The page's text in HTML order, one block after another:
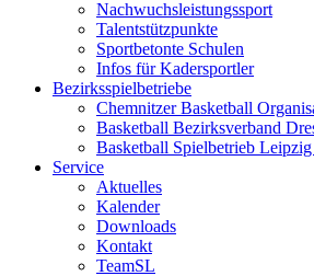
Nachwuchsleistungssport
Talentstützpunkte
Sportbetonte Schulen
Infos für Kadersportler
Bezirksspielbetriebe
Chemnitzer Basketball
Basketball Bezirksverband
Basketball Spielbetrieb Leipzig
Service
Aktuelles
Kalender
Downloads
Kontakt
TeamSL